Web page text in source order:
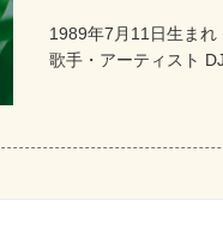
1989年7月11日生まれ
歌手・アーティスト